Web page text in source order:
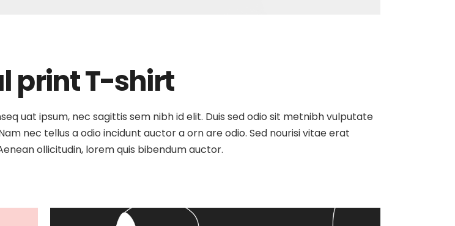
print T-shirt
uat ipsum, nec sagittis sem nibh id elit. Duis sed odio sit metnibh vulputate
nec tellus a odio incidunt auctor a orn are odio. Sed nourisi vitae erat
ollicitudin, lorem quis bibendum auctor.